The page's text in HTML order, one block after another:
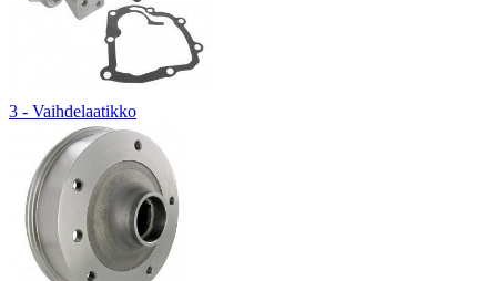
3 - Vaihdelaatikko